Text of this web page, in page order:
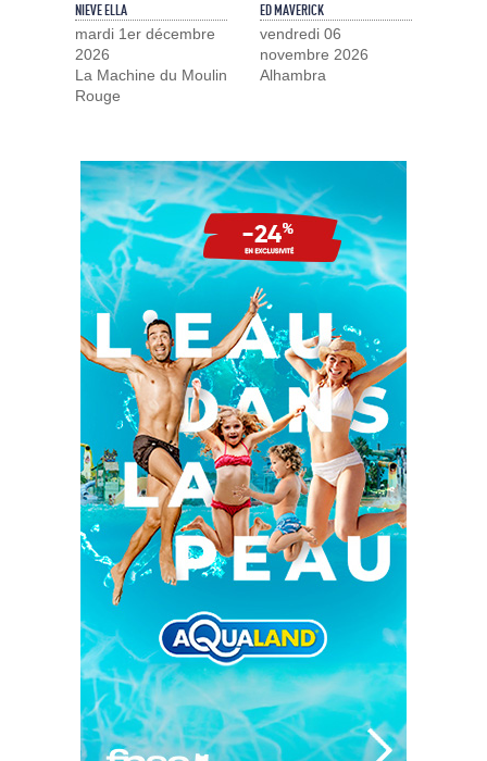
NIEVE ELLA
mardi 1er décembre
2026
La Machine du Moulin
Rouge
ED MAVERICK
vendredi 06
novembre 2026
Alhambra